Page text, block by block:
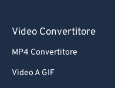
Video Convertitore
MP4 Convertitore
Video A GIF